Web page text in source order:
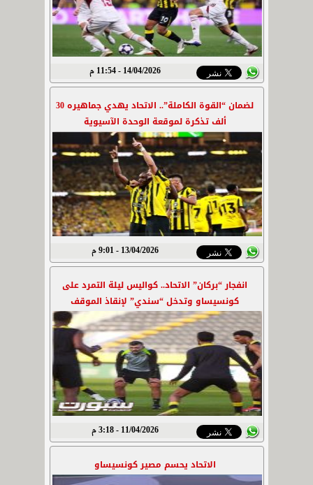
14/04/2026 - 11:54 م
لضمان “القوة الكاملة”.. الاتحاد يهدي جماهيره 30
ألف تذكرة لموقعة الوحدة الآسيوية
13/04/2026 - 9:01 م
انفجار “بركان” الاتحاد.. كواليس ليلة التمرد على
كونسيساو وتدخل “سندي” لإنقاذ الموقف
11/04/2026 - 3:18 م
الاتحاد يحسم مصير كونسيساو